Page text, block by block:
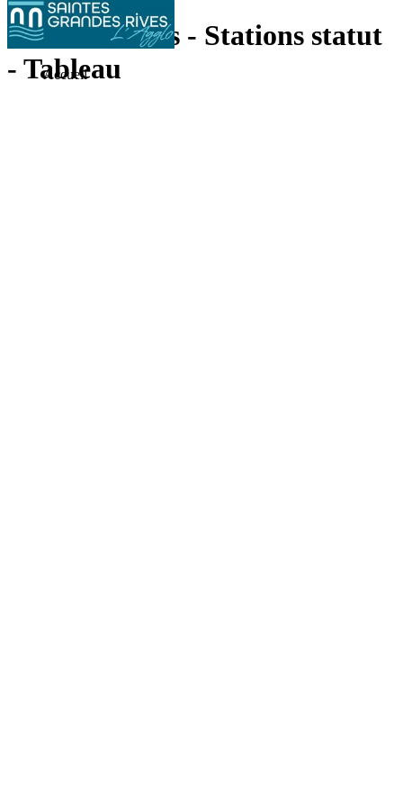
Accueil
Vélos Modalis - Stations statut
- Tableau